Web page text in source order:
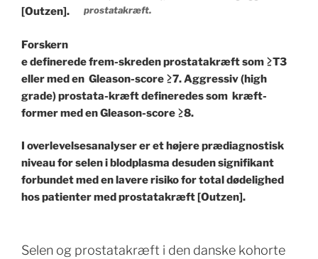
prostatakræft.
[Outzen].
Forskern
e definerede frem-skreden prostatakræft som ≥T3
eller med en Gleason-score ≥7. Aggressiv (high
grade) prostata-kræft defineredes som kræft-
former med en Gleason-score ≥8.
I overlevelsesanalyser er et højere prædiagnostisk
niveau for selen i blodplasma desuden signifikant
forbundet med en lavere risiko for total dødelighed
hos patienter med prostatakræft [Outzen].
Selen og prostatakræft i den danske kohorte